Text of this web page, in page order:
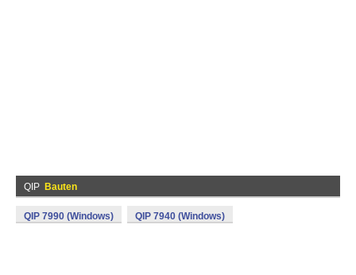
QIP Bauten
QIP 7990 (Windows) QIP 7940 (Windows)